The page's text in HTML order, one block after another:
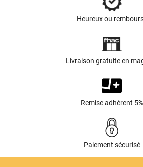
Heureux ou
Livraison gratuite en
Remise adhérent 5%
Paiement sécurisé